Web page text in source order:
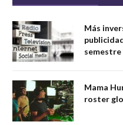
Más
semestre
Mama
roster